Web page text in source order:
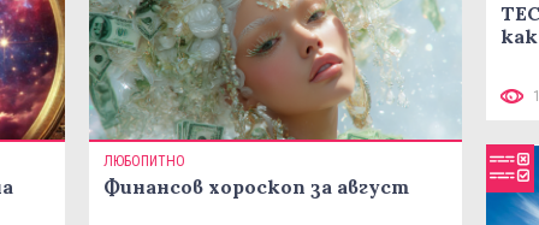
ЛЮБОПИТНО
Финансов хороскоп за август